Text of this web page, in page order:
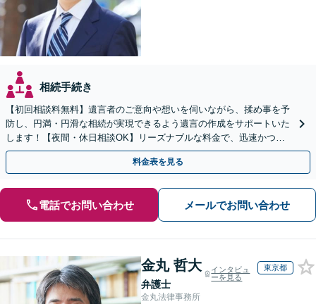
相続手続き
【初回相談料無料】遺言者のご意向や想いを伺いながら、揉め事を予
防し、円満・円滑な相続が実現できるよう遺言の作成をサポートいた
します！【夜間・休日相談OK】リーズナブルな料金で、迅速かつス
ピーディーにまごころを持って対応させて頂きます。
料金表を見る
電話でお問い合わせ メールでお問い合わせ
金丸 哲大
弁護士
インタビュ
ーを見る
東京都
金丸法律事務所